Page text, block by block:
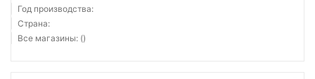
Год производства:
Страна:
Все магазины: ()